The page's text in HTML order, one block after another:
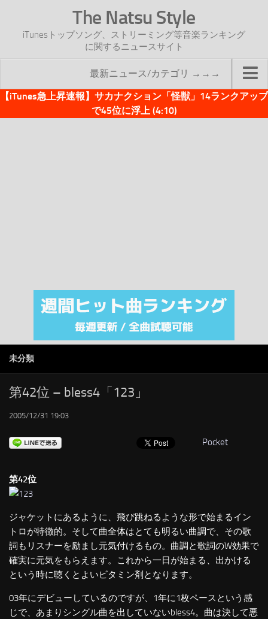
The Natsu Style
iTunesトップソング、ストリーミング等音楽ランキング
に関するニュースサイト
最新ニュース/カテゴリ →→→
TOP
注目カテゴリ
オリジナルiTunes週間トップソング
RSS
LINKS
【iTunes急上昇速報】サカナクション「怪獣」14ランクアップ
で45位に浮上 (4:10)
未分類
第42位 – bless4「123」
2005/12/31 19:03
Pocket
第42位
ジャケットにあるように、飛び跳ねるような形で始まるイン
トロが特徴的。そして曲全体はとても明るい曲調で、その歌
詞もリスナーを励まし元気付けるもの。曲調と歌詞のW効果で
確実に元気をもらえます。これから一日が始まる、出かける
という時に聴くとよいビタミン剤となります。
03年にデビューしているのですが、1年に1枚ペースという感
じで、あまりシングル曲を出していないbless4。曲は決して悪